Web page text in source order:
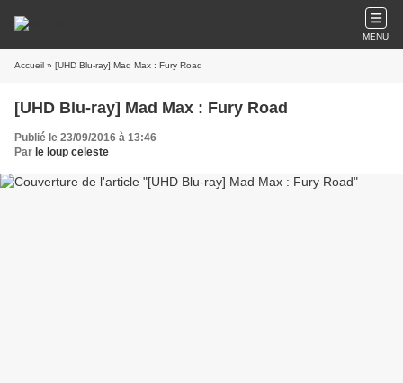
MENU
Accueil » [UHD Blu-ray] Mad Max : Fury Road
[UHD Blu-ray] Mad Max : Fury Road
Publié le 23/09/2016 à 13:46
Par le loup celeste